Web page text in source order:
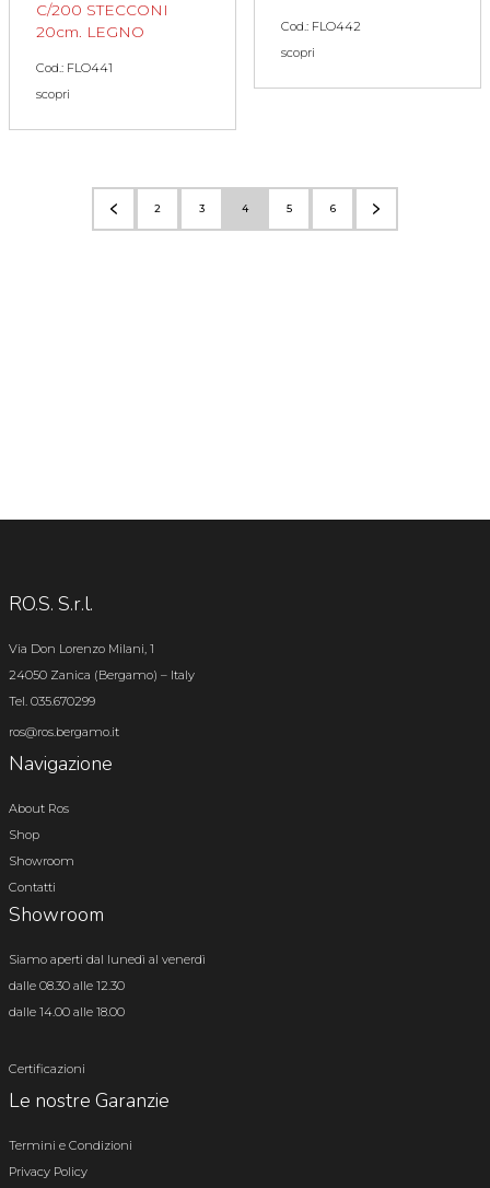
C/200 STECCONI
20cm. LEGNO
Cod.: FLO441
scopri
Cod.: FLO442
scopri
2 3 4 5 6
RO.S. S.r.l.
Via Don Lorenzo Milani, 1
24050 Zanica (Bergamo) – Italy
Tel. 035.670299
ros@ros.bergamo.it
Navigazione
About Ros
Shop
Showroom
Contatti
Showroom
Siamo aperti dal lunedì al venerdì
dalle 08.30 alle 12.30
dalle 14.00 alle 18.00
Certificazioni
Le nostre Garanzie
Termini e Condizioni
Privacy Policy